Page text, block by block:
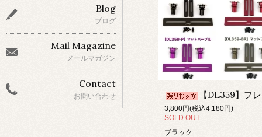
【DL359】フレキシブルフレームマ
3,800円(税込4,180円)
SOLD OUT
ブラック
Blog
ブログ
Mail Magazine
メールマガジン
Contact
お問い合わせ